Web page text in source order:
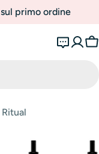
primo ordine